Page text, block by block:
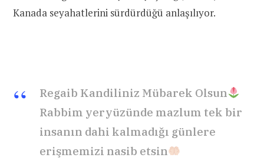
Kanada seyahatlerini sürdürdüğü anlaşılıyor.
Regaib Kandiliniz Mübarek Olsun
Rabbim yeryüzünde mazlum tek bir
insanın dahi kalmadığı günlere
erişmemizi nasib etsin